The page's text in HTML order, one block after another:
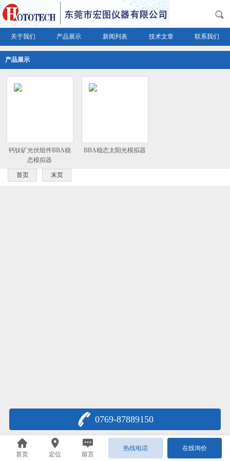
关于我们 产品展示 新闻列表 技术文章 联系我们
产品展示
钙钛矿光伏组件BBA稳
态模拟器
BBA稳态太阳光模拟器
首页 末页
0769-87889150
首页 定位 留言
热线电话 在线询价